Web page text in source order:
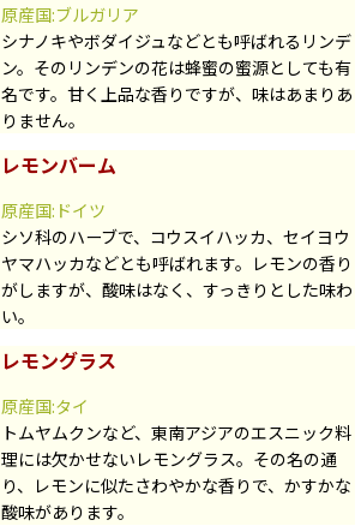
原産国:ブルガリア
シナノキやボダイジュなどとも呼ばれるリンデ
ン。そのリンデンの花は蜂蜜の蜜源としても有
名です。甘く上品な香りですが、味はあまりあ
りません。
レモンバーム
原産国:ドイツ
シソ科のハーブで、コウスイハッカ、セイヨウ
ヤマハッカなどとも呼ばれます。レモンの香り
がしますが、酸味はなく、すっきりとした味わ
い。
レモングラス
原産国:タイ
トムヤムクンなど、東南アジアのエスニック料
理には欠かせないレモングラス。その名の通
り、レモンに似たさわやかな香りで、かすかな
酸味があります。